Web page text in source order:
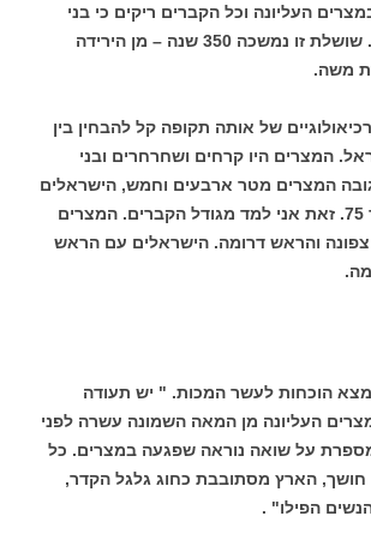
העליונה וכל הקברים ריקים כי בני
ישראל לקחו אותם. שושלת זו נמשכה 350 שנה – מן הירידה
משה.
של אותה תקופה קל להבחין בין
המצרים היו קרחים ושחרחרים ובני
המצרים מטר ארבעים וחמש, הישראלים
מגיעים לגובה מטר 75. זאת אני למד מגודל הקברים. המצרים
צפונה והראש דרומה. הישראלים עם הראש
מצא הוכחות לעשר המכות. " יש תעודה
העליונה מן המאה השמונה עשרה לפני
על שואה נוראה שפגעה במצרים. כל
חושך, הארץ מסתובבת כחוג גלגל הקדר,
הפילו" .